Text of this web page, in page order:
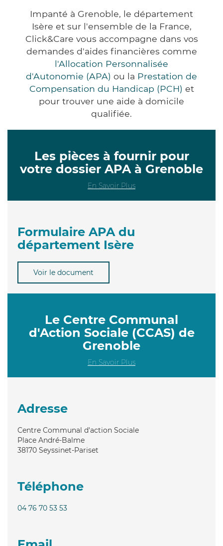
Impanté à Grenoble, le département
Isère et sur l'ensemble de la France,
Click&Care vous accompagne dans vos
demandes d'aides financières comme
l'Allocation Personnalisée
d'Autonomie (APA) ou la Prestation de
Compensation du Handicap (PCH) et
pour trouver une aide à domicile
qualifiée.
Les pièces à fournir pour
votre dossier APA à Grenoble
En Savoir Plus
Formulaire APA du
département Isère
Voir le document
Le Centre Communal
d'Action Sociale (CCAS) de
Grenoble
En Savoir Plus
Adresse
Centre Communal d'action Sociale
Place André-Balme
38170 Seyssinet-Pariset
Téléphone
04 76 70 53 53